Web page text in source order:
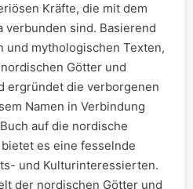
Kräfte, die mit dem
verbunden sind. Basierend
und mythologischen Texten,
Götter und
ergründet die verborgenen
Namen in Verbindung
auf die nordische
es eine fesselnde
und Kulturinteressierten.
der nordischen Götter und